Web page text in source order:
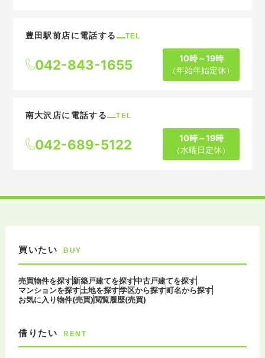
豊田駅前店に電話する TEL
042-843-1655
10時～19時
（年始年始定休）
南大沢店に電話する TEL
042-689-5122
10時～19時
（水曜日定休）
買いたい BUY
売買物件を探す新築戸建てを探す中古戸建てを探す
マンションを探す土地を探す学区から探す町名から探す
お気に入り物件(売買)閲覧履歴(売買)
借りたい RENT